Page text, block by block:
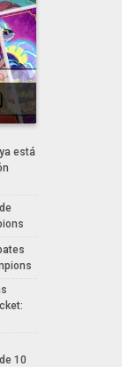
está
10